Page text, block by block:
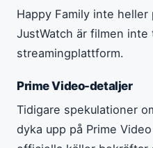
Happy Family inte heller
JustWatch är filmen inte
streamingplattform.
Prime Video-detaljer
Tidigare spekulationer
dyka upp på Prime